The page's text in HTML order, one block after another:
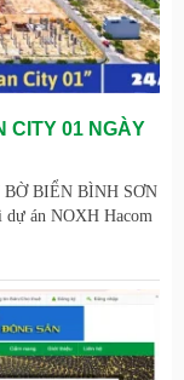
CITY 01 NGÀY
BỜ BIỂN BÌNH SƠN
án NOXH Hacom